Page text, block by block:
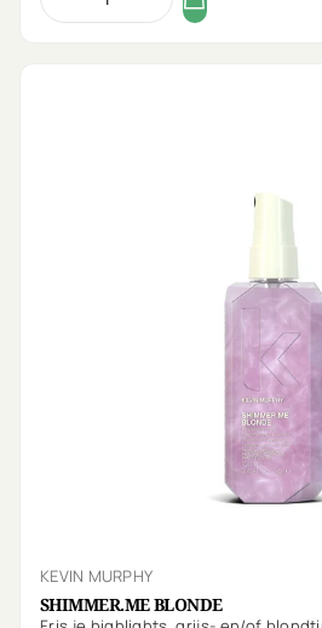
KEVIN MURPHY
SHIMMER.ME BLONDE